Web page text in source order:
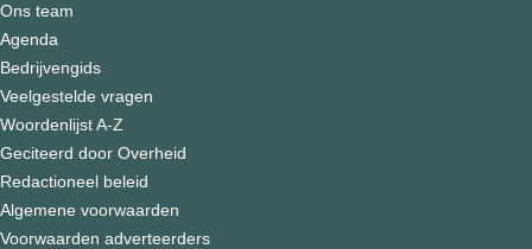
Ons team
Agenda
Bedrijvengids
Veelgestelde vragen
Woordenlijst A-Z
Geciteerd door Overheid
Redactioneel beleid
Algemene voorwaarden
Voorwaarden adverteerders